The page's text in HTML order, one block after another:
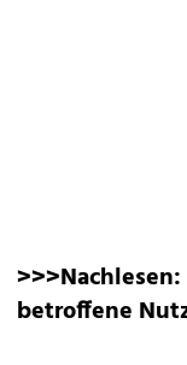
>>>Nachlesen:
betroffene